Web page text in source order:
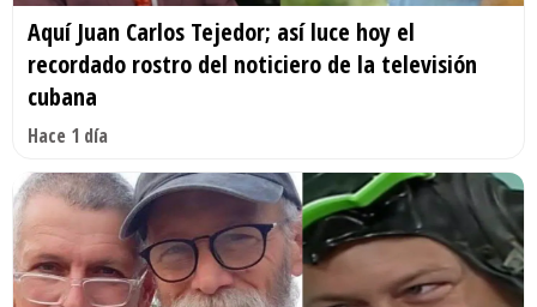
Aquí Juan Carlos Tejedor; así luce hoy el
recordado rostro del noticiero de la televisión
cubana
Hace 1 día